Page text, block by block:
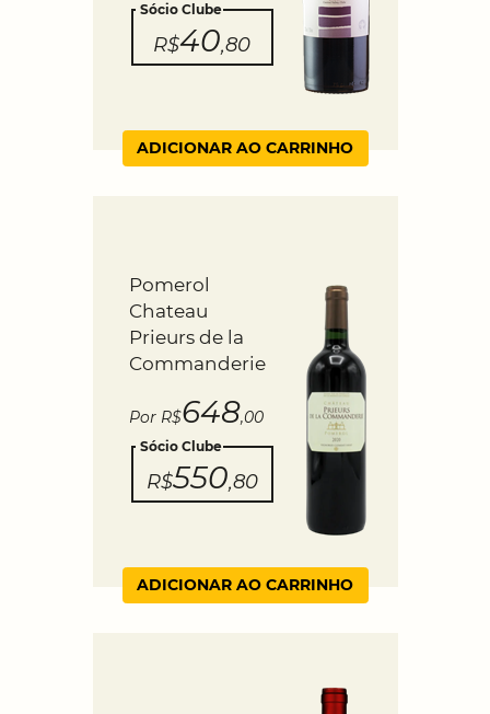
Sócio Clube
R$40,80
ADICIONAR AO CARRINHO
Pomerol
Chateau
Prieurs de la
Commanderie
Por R$648,00
Sócio Clube
R$550,80
ADICIONAR AO CARRINHO